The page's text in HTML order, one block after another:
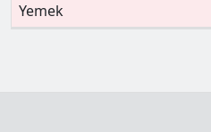
Yemek